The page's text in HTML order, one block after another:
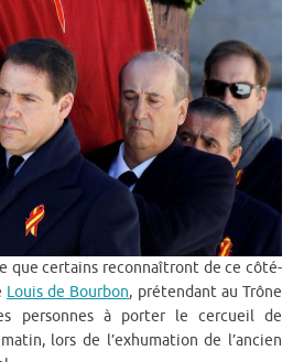
que certains reconnaîtront de ce côté-
Louis de Bourbon, prétendant au Trône
personnes à porter le cercueil de
lors de l’exhumation de l’ancien